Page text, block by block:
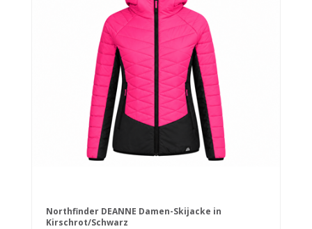
Northfinder DEANNE Damen-Skijacke in
Kirschrot/Schwarz